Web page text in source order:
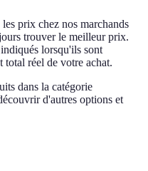
prix chez nos marchands
trouver le meilleur prix.
lorsqu'ils sont
réel de votre achat.
dans la catégorie
d'autres options et